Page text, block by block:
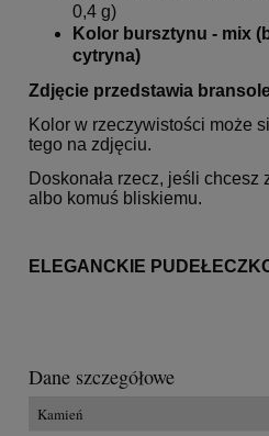
0,4 g)
Kolor bursztynu - mix
cytryna)
Zdjęcie przedstawia
Kolor w rzeczywistości może
tego na zdjęciu.
Doskonała rzecz, jeśli chcesz
albo komuś bliskiemu.
ELEGANCKIE
Dane szczegółowe
Kamień